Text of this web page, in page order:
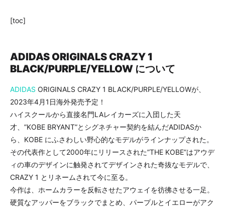
[toc]
ADIDAS ORIGINALS CRAZY 1
BLACK/PURPLE/YELLOW について
ADIDAS ORIGINALS CRAZY 1 BLACK/PURPLE/YELLOWが、
2023年4月1日海外発売予定！
ハイスクールから直接名門LAレイカーズに入団した天
才、”KOBE BRYANT”とシグネチャー契約を結んだADIDASか
ら、KOBE にふさわしい野心的なモデルがラインナップされた。
その代表作として2000年にリリースされた”THE KOBE”はアウデ
ィの車のデザインに触発されてデザインされた奇抜なモデルで、
CRAZY 1 とリネームされて今に至る。
今作は、ホームカラーを反転させたアウェイを彷彿させる一足。
硬質なアッパーをブラックでまとめ、パープルとイエローがアク